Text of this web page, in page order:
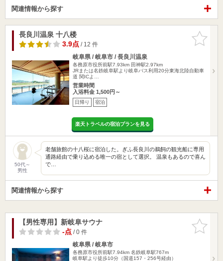
関連情報から探す
お気に入
りに追加
長良川温泉 十八楼
3.9点/ 12 件
岐阜県 / 岐阜市 / 長良川温泉
各務原市役所前駅7.93km 田神駅2.97km
JRまたは名鉄岐阜駅より岐阜バス利用20分東海北陸自動車
道 関ICよ…
営業時間
入浴料金 1,500円～
日帰り 宿泊
楽天トラベルの宿泊プランを見る
50代～
男性
老舗旅館の十八桜に宿泊した。ぎふ長良川の鵜飼の観光船に専用
通路経由で乗り込める唯一の宿として選択。 温泉もあるので喜ん
で…
関連情報から探す
お気に入
りに追加
【男性専用】新岐阜サウナ
-点/ 0 件
岐阜県 / 岐阜市
各務原市役所前駅7.94km 名鉄岐阜駅767m
岐阜駅より徒歩10分（国道157・256号経由）